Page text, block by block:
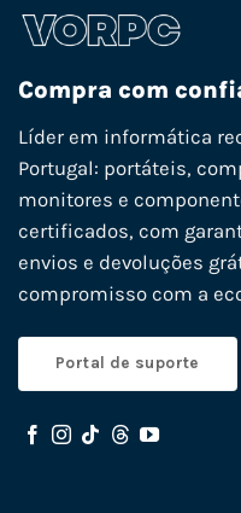
Compra com
Líder em informática
Portugal: portáteis,
monitores e
certificados, com
envios e devoluções
compromisso com a
Portal de suporte